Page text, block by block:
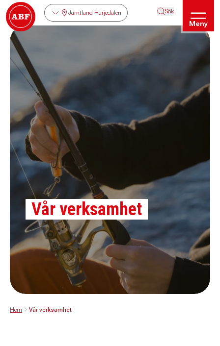
Jämtland Härjedalen Sök
Meny
Vår verksamhet
Hem Vår verksamhet